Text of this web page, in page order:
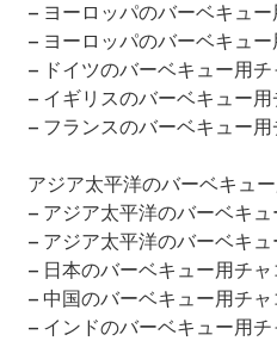
– ヨーロッパのバーベキュ
– ヨーロッパのバーベキュ
– ドイツのバーベキュー用
– イギリスのバーベキュー
– フランスのバーベキュー
アジア太平洋のバーベキュ
– アジア太平洋のバーベキ
– アジア太平洋のバーベキ
– 日本のバーベキュー用チ
– 中国のバーベキュー用チ
– インドのバーベキュー用